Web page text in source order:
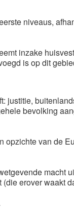
niveaus,
inzake
is op dit
justitie,
bevolking
opzichte van de
macht
erover waakt